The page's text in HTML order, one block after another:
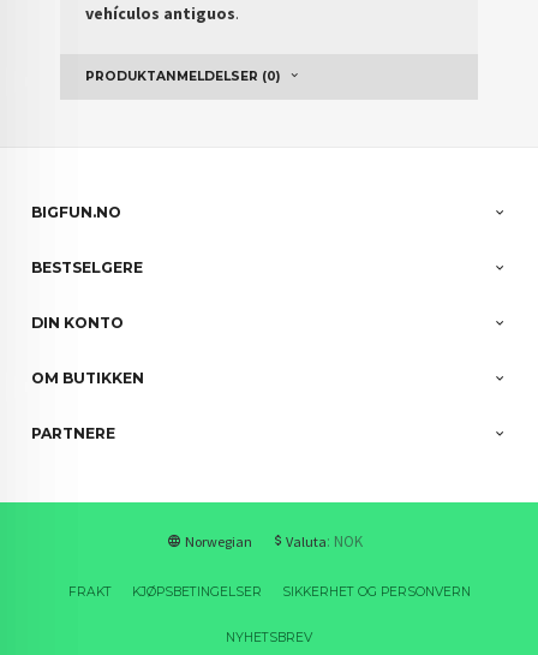
vehículos antiguos.
PRODUKTANMELDELSER (0)
BIGFUN.NO
BESTSELGERE
DIN KONTO
OM BUTIKKEN
PARTNERE
Norwegian Valuta: NOK
FRAKT KJØPSBETINGELSER SIKKERHET OG PERSONVERN
NYHETSBREV